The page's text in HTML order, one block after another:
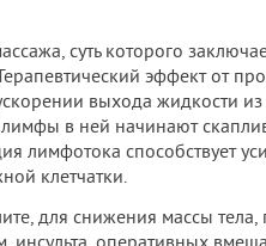
суть которого
эффект от
выхода жидкости
в ней начинают
лимфотока способствует
клетчатки.
для снижения массы